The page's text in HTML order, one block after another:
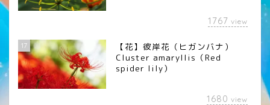
1767 view
17
【花】彼岸花（ヒガンバナ）
Cluster amaryllis（Red
spider lily）
1680 view